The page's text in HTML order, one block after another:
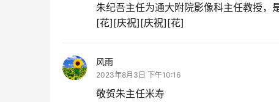
朱纪吾主任为通大附院影像科主任教授，
[花][庆祝][庆祝][花]
风雨
2023年8月3日 下午10:16
敬贺朱主任米寿